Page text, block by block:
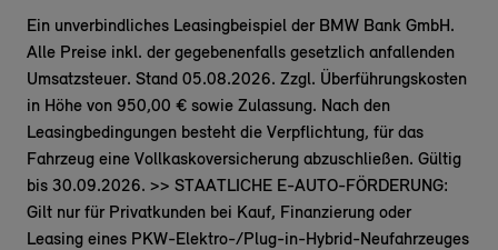
Ein unverbindliches Leasingbeispiel der BMW Bank GmbH.
Alle Preise inkl. der gegebenenfalls gesetzlich anfallenden
Umsatzsteuer. Stand 05.08.2026. Zzgl. Überführungskosten
in Höhe von 950,00 € sowie Zulassung. Nach den
Leasingbedingungen besteht die Verpflichtung, für das
Fahrzeug eine Vollkaskoversicherung abzuschließen. Gültig
bis 30.09.2026. >> STAATLICHE E-AUTO-FÖRDERUNG:
Gilt nur für Privatkunden bei Kauf, Finanzierung oder
Leasing eines PKW-Elektro-/Plug-in-Hybrid-Neufahrzeuges